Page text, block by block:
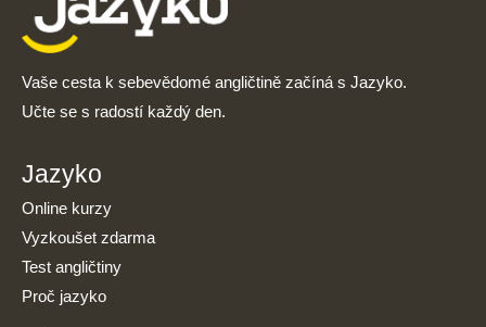
Vaše cesta k sebevědomé angličtině začíná s Jazyko.
Učte se s radostí každý den.
Jazyko
Online kurzy
Vyzkoušet zdarma
Test angličtiny
Proč jazyko